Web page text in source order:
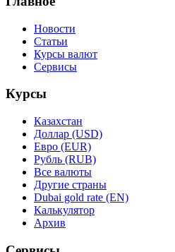
Новости
Статьи
Курсы валют
Сервисы
Курсы
Казахстан
Доллар (USD)
Евро (EUR)
Рубль (RUB)
Все валюты
Другие страны
Dubai gold rate (EN)
Калькулятор
Архив